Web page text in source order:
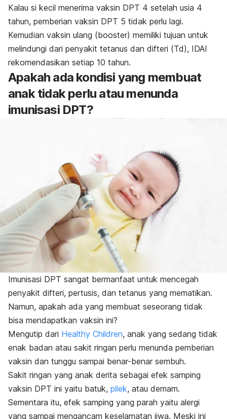
Kalau si kecil menerima vaksin DPT 4 setelah usia 4
tahun, pemberian vaksin DPT 5 tidak perlu lagi.
Kemudian vaksin ulang (booster) memiliki tujuan untuk
melindungi dari penyakit tetanus dan difteri (Td), IDAI
rekomendasikan setiap 10 tahun.
Apakah ada kondisi yang membuat
anak tidak perlu atau menunda
imunisasi DPT?
Imunisasi DPT sangat bermanfaat untuk mencegah
penyakit difteri, pertusis, dan tetanus yang mematikan.
Namun, apakah ada yang membuat seseorang tidak
bisa mendapatkan vaksin ini?
Mengutip dari Healthy Children, anak yang sedang tidak
enak badan atau sakit ringan perlu menunda pemberian
vaksin dan tunggu sampai benar-benar sembuh.
Sakit ringan yang anak derita sebagai efek samping
vaksin DPT ini yaitu batuk, pilek, atau demam.
Sementara itu, efek samping yang parah yaitu alergi
yang sampai mengancam keselamatan jiwa. Meski ini